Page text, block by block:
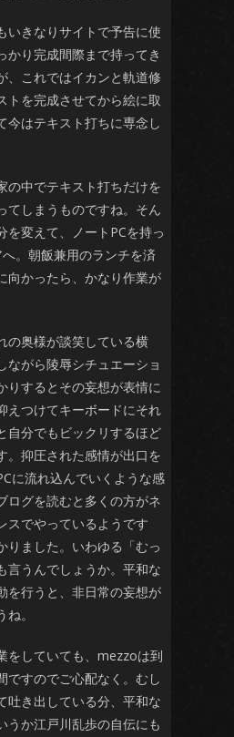
いきなりサイトで予告に使
かり完成間際まで持ってき
、これではイカンと軌道修
トを完成させてから絵に取
今はテキスト打ちに専念し
の中でテキスト打ちだけを
てしまうものですね。そん
を変えて、ノートPCを持っ
。朝飯兼用のランチを済
向かったら、かなり作業が
の奥様が談笑している横
ながら陵辱シチュエーショ
りするとその妄想が表情に
えつけてキーボードにそれ
自分でもビックリするほど
。抑圧された感情が出口を
に流れ込んでいくような感
ログを読むと多くの方がネ
スでやっているようです
りました。いわゆる「むっ
言うんでしょうか。平和な
を行うと、非日常の妄想が
。
をしていても、mezzoは到
ですのでご心配なく。むし
吐き出している分、平和な
うか江戸川乱歩の自伝にも